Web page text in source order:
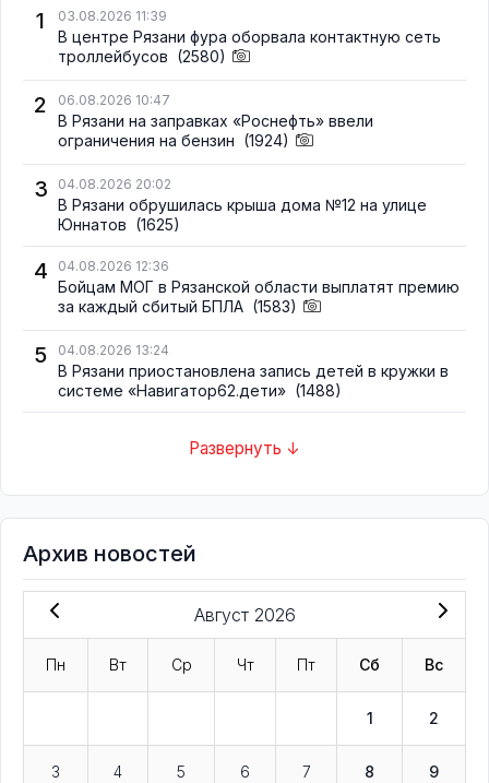
1
03.08.2026 11:39
В центре Рязани фура оборвала контактную сеть
троллейбусов (2580)
2 06.08.2026 10:47
В Рязани на заправках «Роснефть» ввели
ограничения на бензин (1924)
3 04.08.2026 20:02
В Рязани обрушилась крыша дома №12 на улице
Юннатов (1625)
4 04.08.2026 12:36
Бойцам МОГ в Рязанской области выплатят премию
за каждый сбитый БПЛА (1583)
5 04.08.2026 13:24
В Рязани приостановлена запись детей в кружки в
системе «Навигатор62.дети» (1488)
Развернуть ↓
Архив новостей
Август 2026
Пн Вт Ср Чт Пт Сб Вс
1 2
3 4 5 6 7 8 9